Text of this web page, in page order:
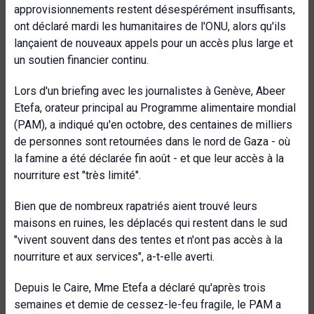
approvisionnements restent désespérément insuffisants,
ont déclaré mardi les humanitaires de l'ONU, alors qu'ils
lançaient de nouveaux appels pour un accès plus large et
un soutien financier continu.
Lors d'un briefing avec les journalistes à Genève, Abeer
Etefa, orateur principal au Programme alimentaire mondial
(PAM), a indiqué qu'en octobre, des centaines de milliers
de personnes sont retournées dans le nord de Gaza - où
la famine a été déclarée fin août - et que leur accès à la
nourriture est "très limité".
Bien que de nombreux rapatriés aient trouvé leurs
maisons en ruines, les déplacés qui restent dans le sud
"vivent souvent dans des tentes et n'ont pas accès à la
nourriture et aux services", a-t-elle averti.
Depuis le Caire, Mme Etefa a déclaré qu'après trois
semaines et demie de cessez-le-feu fragile, le PAM a